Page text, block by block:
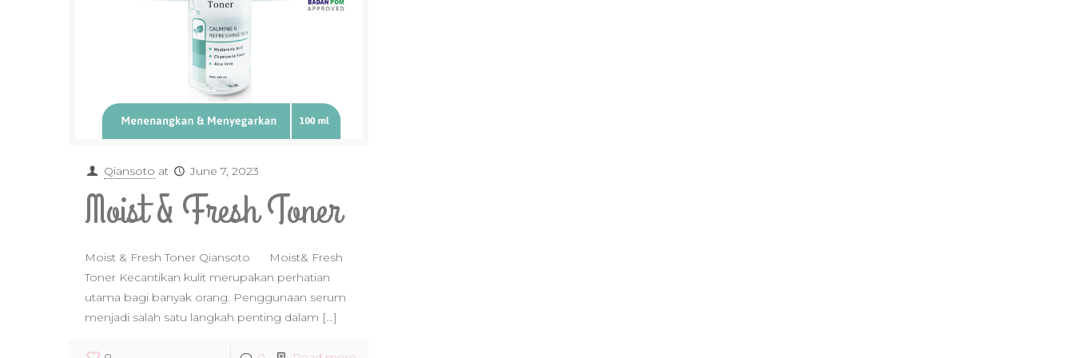
Qiansoto at June 7, 2023
Moist & Fresh Toner
Moist & Fresh Toner Qiansoto Moist& Fresh
Toner Kecantikan kulit merupakan perhatian
utama bagi banyak orang. Penggunaan serum
menjadi salah satu langkah penting dalam […]